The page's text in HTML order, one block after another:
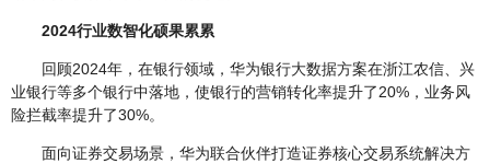
2024行业数智化硕果累累
回顾2024年，在银行领域，华为银行大数据方案在浙江农信、兴
业银行等多个银行中落地，使银行的营销转化率提升了20%，业务风
险拦截率提升了30%。
面向证券交易场景，华为联合伙伴打造证券核心交易系统解决方